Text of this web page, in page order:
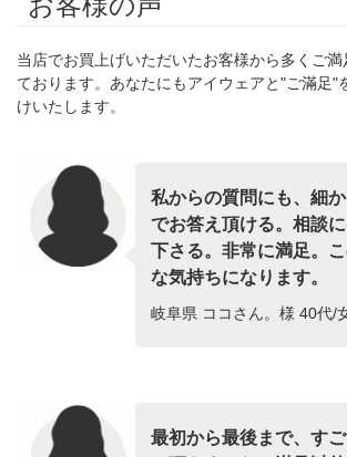
当店でお買上げいただいたお客様から多くご
ております。あなたにもアイウェアと"ご滿足"
けいたします。
私からの質問にも、細
でお答え頂ける。相談
下さる。非常に満足。
な気持ちになります。
岐阜県 ココさん。様 40代/
最初から最後まで、す